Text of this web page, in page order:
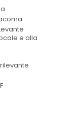
e alla